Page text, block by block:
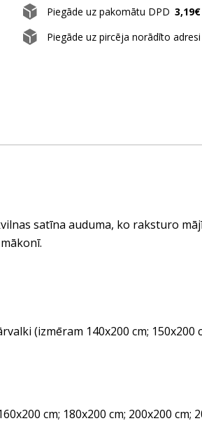
Piegāde uz pakomātu DPD 3,19€
Piegāde uz pircēja norādīto
satīna auduma, ko raksturo
(izmēram 140x200 cm; 150x200
cm; 180x200 cm; 200x200 cm;